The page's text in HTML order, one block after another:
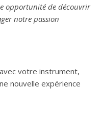
opportunité de découvrir
notre passion
votre instrument,
nouvelle expérience